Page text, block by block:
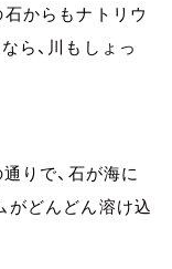
石からもナトリウ
ら、川もしょっ
りで、石が海に
がどんどん溶け込